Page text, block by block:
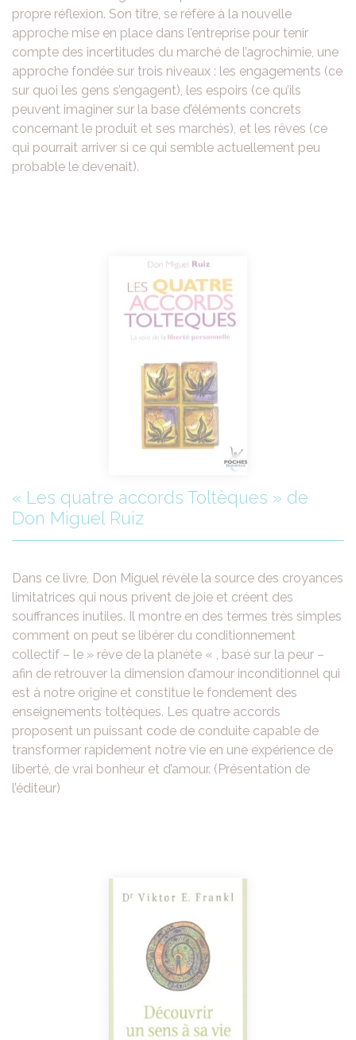
propre réflexion. Son titre, se réfère à la nouvelle
approche mise en place dans l’entreprise pour tenir
compte des incertitudes du marché de l’agrochimie, une
approche fondée sur trois niveaux : les engagements (ce
sur quoi les gens s’engagent), les espoirs (ce qu’ils
peuvent imaginer sur la base d’éléments concrets
concernant le produit et ses marchés), et les rêves (ce
qui pourrait arriver si ce qui semble actuellement peu
probable le devenait).
« Les quatre accords Toltèques » de
Don Miguel Ruiz
Dans ce livre, Don Miguel révèle la source des croyances
limitatrices qui nous privent de joie et créent des
souffrances inutiles. Il montre en des termes très simples
comment on peut se libérer du conditionnement
collectif – le » rêve de la planète « , basé sur la peur –
afin de retrouver la dimension d’amour inconditionnel qui
est à notre origine et constitue le fondement des
enseignements toltèques. Les quatre accords
proposent un puissant code de conduite capable de
transformer rapidement notre vie en une expérience de
liberté, de vrai bonheur et d’amour. (Présentation de
l’éditeur)